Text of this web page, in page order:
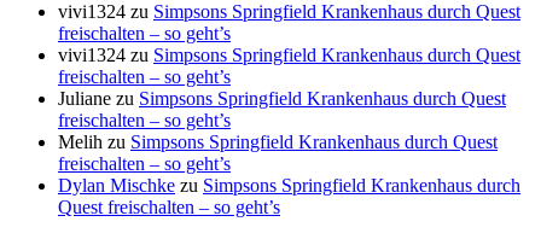
vivi1324 zu Simpsons Springfield Krankenhaus durch Quest
freischalten – so geht’s
vivi1324 zu Simpsons Springfield Krankenhaus durch Quest
freischalten – so geht’s
Juliane zu Simpsons Springfield Krankenhaus durch Quest
freischalten – so geht’s
Melih zu Simpsons Springfield Krankenhaus durch Quest
freischalten – so geht’s
Dylan Mischke zu Simpsons Springfield Krankenhaus durch
Quest freischalten – so geht’s